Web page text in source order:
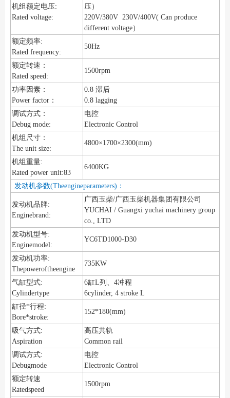
机组额定电压:
Rated voltage:
压）
220V/380V 230V/400V( Can produce
different voltage）
额定频率:
Rated frequency:
50Hz
额定转速：
Rated speed:
1500rpm
功率因素：
Power factor：
0.8 滞后
0.8 lagging
调试方式：
Debug mode:
电控
Electronic Control
机组尺寸：
The unit size:
4800×1700×2300(mm)
机组重量:
Rated power unit:83
6400KG
发动机参数(Theengineparameters)：
发动机品牌:
Enginebrand:
广西玉柴/广西玉柴机器集团有限公司
YUCHAI / Guangxi yuchai machinery group
co., LTD
发动机型号:
Enginemodel:
YC6TD1000-D30
发动机功率:
Thepoweroftheengine
735KW
气缸型式:
Cylindertype
6缸L列、4冲程
6cylinder, 4 stroke L
缸径*行程:
Bore*stroke:
152*180(mm)
吸气方式:
Aspiration
高压共轨
Common rail
调试方式:
Debugmode
电控
Electronic Control
额定转速
Ratedspeed
1500rpm